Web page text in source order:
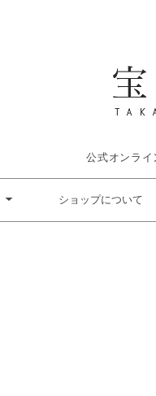
公式オンラ
ショップについて